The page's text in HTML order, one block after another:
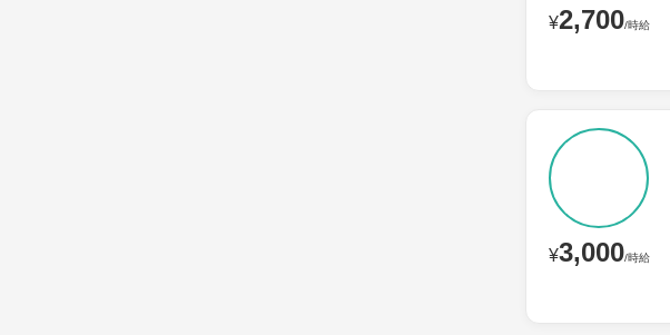
¥2,700/時給
¥3,000/時給